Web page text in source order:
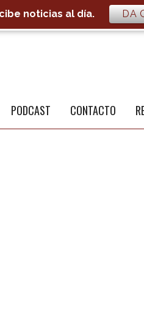
PODCAST CONTACTO
noticias al día. DA